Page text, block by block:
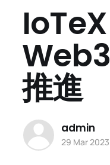
推進
admin
29 Mar 2023